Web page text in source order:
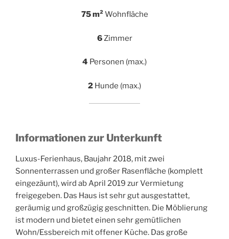
75 m² Wohnfläche
6 Zimmer
4 Personen (max.)
2 Hunde (max.)
Informationen zur Unterkunft
Luxus-Ferienhaus, Baujahr 2018, mit zwei
Sonnenterrassen und großer Rasenfläche (komplett
eingezäunt), wird ab April 2019 zur Vermietung
freigegeben. Das Haus ist sehr gut ausgestattet,
geräumig und großzügig geschnitten. Die Möblierung
ist modern und bietet einen sehr gemütlichen
Wohn/Essbereich mit offener Küche. Das große